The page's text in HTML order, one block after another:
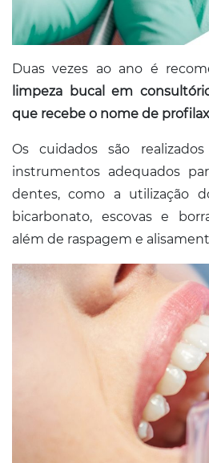
Duas vezes ao ano é
limpeza bucal em
que recebe o nome de
Os cuidados são
instrumentos adequados
dentes, como a utilização
bicarbonato, escovas e
além de raspagem e